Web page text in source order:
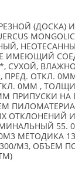
(ДОСКА)
ИМЕЮЩИЙ
СУХОЙ,
ПРЕД. ОТКЛ.
0ММ ,
ПРИПУСКИ НА
ОТКЛОНЕНИЙ
55.
МЕТОДИКА
М3, ОБЪЕМ